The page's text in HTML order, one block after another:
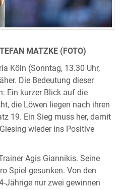
MATZKE (FOTO)
Köln (Sonntag, 13.30 Uhr,
Die Bedeutung dieser
Ein kurzer Blick auf die
die Löwen liegen nach ihren
19. Ein Sieg muss her, damit
wieder ins Positive
Agis Giannikis. Seine
Spiel gesunken. Von den
Jährige nur zwei gewinnen